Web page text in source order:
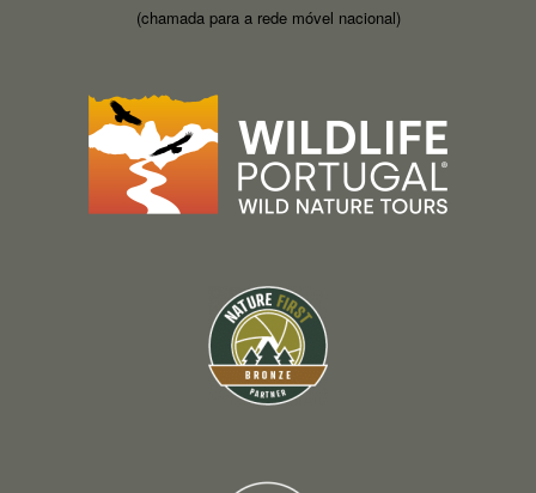
(chamada para a rede móvel nacional)